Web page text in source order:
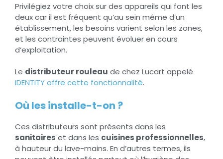
Privilégiez votre choix sur des appareils qui font les
deux car il est fréquent qu’au sein même d’un
établissement, les besoins varient selon les zones,
et les contraintes peuvent évoluer en cours
d’exploitation.
Le distributeur rouleau de chez Lucart appelé
IDENTITY offre cette fonctionnalité.
Où les installe-t-on ?
Ces distributeurs sont présents dans les
sanitaires et dans les cuisines professionnelles,
à hauteur du lave-mains. En d’autres termes, ils